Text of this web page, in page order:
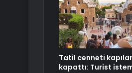
Tatil cenneti
kapattı: Turist